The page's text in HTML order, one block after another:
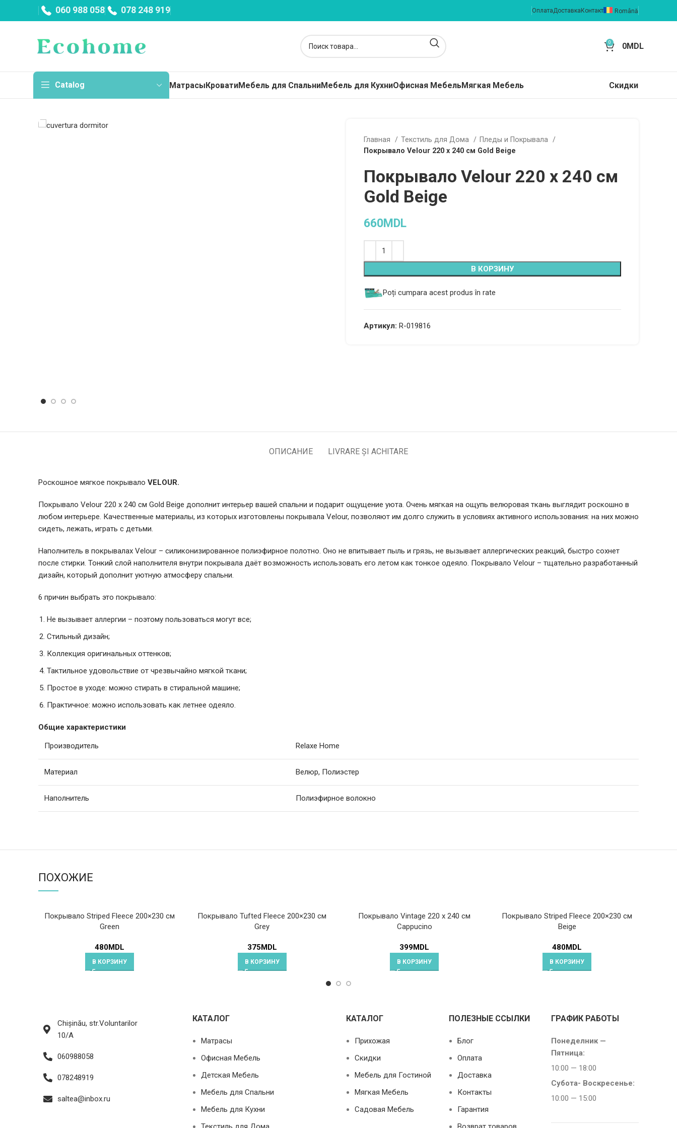
060 988 058 078 248 919 ОплатаДоставка Контакт Română
0 0MDL
Catalog МатрасыКроватиМебель для СпальниМебель для КухниОфисная МебельМягкая Мебель Скидки
Главная Текстиль для Дома
Пледы и Покрывала
Покрывало Velour 220 x 240 cм Gold Beige
Покрывало Velour 220 x 240 cм
Gold Beige
660MDL
В КОРЗИНУ
Alternative:
Poți cumpara acest produs în rate
Артикул: R-019816
ОПИСАНИЕ LIVRARE ȘI ACHITARE
Роскошное мягкое покрывало VELOUR.
Покрывало Velour 220 x 240 cм Gold Beige дополнит интерьер вашей спальни и подарит ощущение уюта. Очень мягкая на ощупь велюровая ткань выглядит роскошно в
любом интерьере. Качественные материалы, из которых изготовлены покрывала Velour, позволяют им долго служить в условиях активного использования: на них можно
сидеть, лежать, играть с детьми.
Наполнитель в покрывалах Velour – силиконизированное полиэфирное полотно. Оно не впитывает пыль и грязь, не вызывает аллергических реакций, быстро сохнет
после стирки. Тонкий слой наполнителя внутри покрывала даёт возможность использовать его летом как тонкое одеяло. Покрывало Velour – тщательно разработанный
дизайн, который дополнит уютную атмосферу спальни.
6 причин выбрать это покрывало:
Не вызывает аллергии – поэтому пользоваться могут все;
Стильный дизайн;
Коллекция оригинальных оттенков;
Тактильное удовольствие от чрезвычайно мягкой ткани;
Простое в уходе: можно стирать в стиральной машине;
Практичное: можно использовать как летнее одеяло.
Общие характеристики
Производитель Relaxe Home
Материал Велюр, Полиэстер
Наполнитель Полиэфирное волокно
ПОХОЖИЕ
Покрывало Striped Fleece 200×230 см
Green
480MDL
В КОРЗИНУ
Покрывало Tufted Fleece 200×230 см
Grey
375MDL
В КОРЗИНУ
Покрывало Vintage 220 x 240 cм
Cappucino
399MDL
В КОРЗИНУ
Покрывало Striped Fleece 200×230 см
Beige
480MDL
В КОРЗИНУ
Chișinău, str.Voluntarilor
10/A
060988058
078248919
saltea@inbox.ru
КАТАЛОГ
Матрасы
Офисная Мебель
Детская Мебель
Мебель для Спальни
Мебель для Кухни
КАТАЛОГ
Прихожая
Скидки
Мебель для Гостиной
Мягкая Мебель
Садовая Мебель
ПОЛЕЗНЫЕ ССЫЛКИ
Блог
Оплата
Доставка
Контакты
Гарантия
ГРАФИК РАБОТЫ
Понеделник —
Пятница:
10:00 — 18:00
Субота- Воскресенье:
10:00 — 15:00